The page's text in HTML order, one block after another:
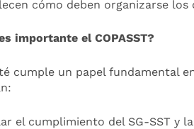
cómo deben organizarse
importante el COPASST?
cumple un papel fundamental
el cumplimiento del SG-SST y